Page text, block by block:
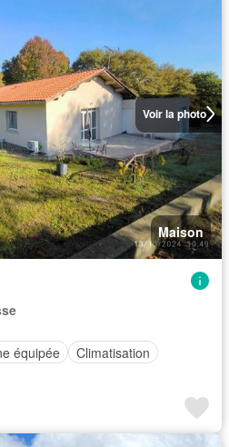
Voir la photo
Maison
équipée
Climatisation